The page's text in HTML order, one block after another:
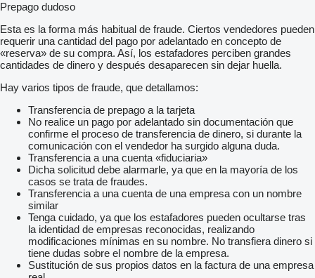
Prepago dudoso
Esta es la forma más habitual de fraude. Ciertos vendedores pueden
requerir una cantidad del pago por adelantado en concepto de
«reserva» de su compra. Así, los estafadores perciben grandes
cantidades de dinero y después desaparecen sin dejar huella.
Hay varios tipos de fraude, que detallamos:
Transferencia de prepago a la tarjeta
No realice un pago por adelantado sin documentación que
confirme el proceso de transferencia de dinero, si durante la
comunicación con el vendedor ha surgido alguna duda.
Transferencia a una cuenta «fiduciaria»
Dicha solicitud debe alarmarle, ya que en la mayoría de los
casos se trata de fraudes.
Transferencia a una cuenta de una empresa con un nombre
similar
Tenga cuidado, ya que los estafadores pueden ocultarse tras
la identidad de empresas reconocidas, realizando
modificaciones mínimas en su nombre. No transfiera dinero si
tiene dudas sobre el nombre de la empresa.
Sustitución de sus propios datos en la factura de una empresa